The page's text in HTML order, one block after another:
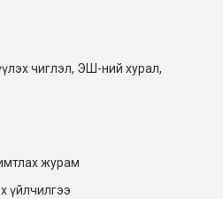
чиглэл, ЭШ-ний хурал,
журам
үйлчилгээ